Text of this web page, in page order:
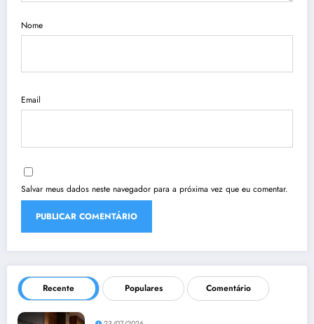
Nome
Email
Salvar meus dados neste navegador para a próxima vez que eu comentar.
Recente Populares Comentário